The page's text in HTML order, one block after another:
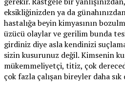
eksikliğinizden ya da
hastalığa beyin kimyasının
üzücü olaylar ve gerilim bunda
girdiniz diye asla kendinizi
sizin kusurunuz değil. Kimsenin
mükemmeliyetçi, titiz, çok
çok fazla çalışan bireyler daha